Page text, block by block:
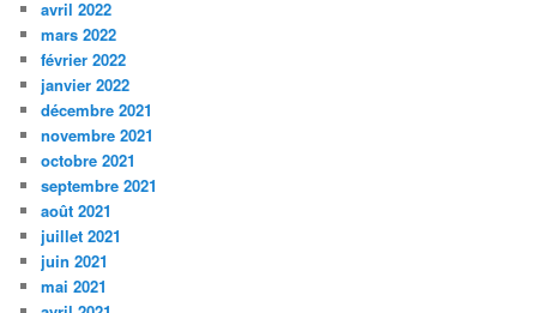
avril 2022
mars 2022
février 2022
janvier 2022
décembre 2021
novembre 2021
octobre 2021
septembre 2021
août 2021
juillet 2021
juin 2021
mai 2021